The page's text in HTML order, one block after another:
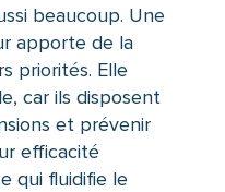
beaucoup. Une
apporte de la
priorités. Elle
car ils disposent
et prévenir
efficacité
qui fluidifie le